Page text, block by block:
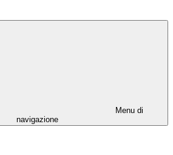
Menu di
navigazione